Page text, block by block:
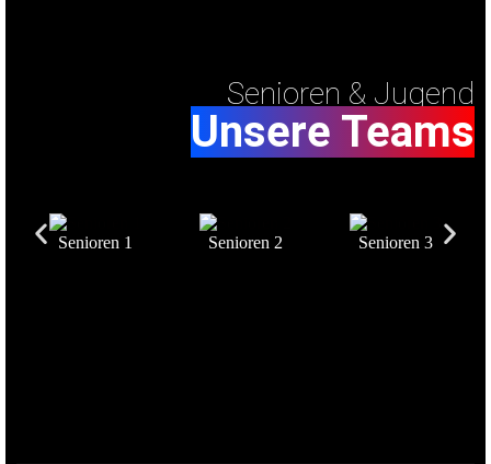
Senioren & Jugend
Unsere Teams
Senioren 1 Senioren 2 Senioren 3